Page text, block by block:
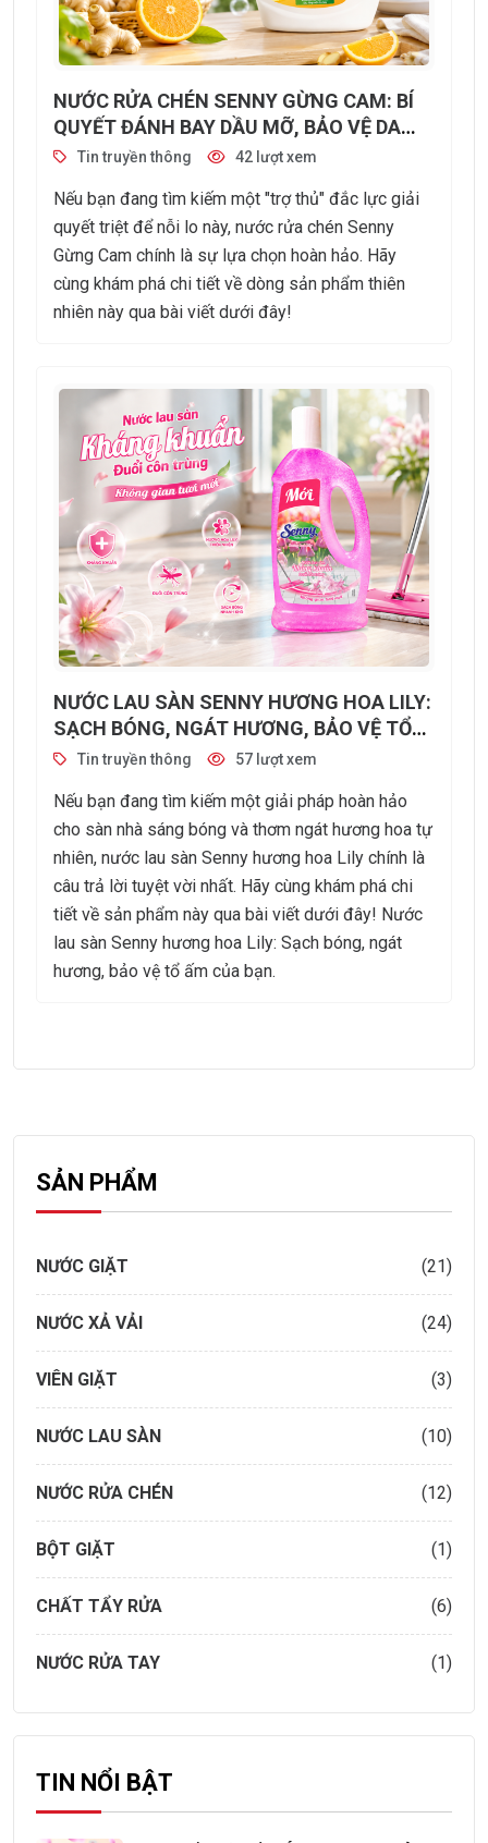
NƯỚC RỬA CHÉN SENNY GỪNG CAM: BÍ
QUYẾT ĐÁNH BAY DẦU MỠ, BẢO VỆ DA
TAY TỪ THIÊN NHIÊN
Tin truyền thông 42 lượt xem
Nếu bạn đang tìm kiếm một "trợ thủ" đắc lực giải
quyết triệt để nỗi lo này, nước rửa chén Senny
Gừng Cam chính là sự lựa chọn hoàn hảo. Hãy
cùng khám phá chi tiết về dòng sản phẩm thiên
nhiên này qua bài viết dưới đây!
NƯỚC LAU SÀN SENNY HƯƠNG HOA LILY:
SẠCH BÓNG, NGÁT HƯƠNG, BẢO VỆ TỔ
ẤM CỦA BẠN
Tin truyền thông 57 lượt xem
Nếu bạn đang tìm kiếm một giải pháp hoàn hảo
cho sàn nhà sáng bóng và thơm ngát hương hoa tự
nhiên, nước lau sàn Senny hương hoa Lily chính là
câu trả lời tuyệt vời nhất. Hãy cùng khám phá chi
tiết về sản phẩm này qua bài viết dưới đây! Nước
lau sàn Senny hương hoa Lily: Sạch bóng, ngát
hương, bảo vệ tổ ấm của bạn.
SẢN PHẨM
NƯỚC GIẶT (21)
NƯỚC XẢ VẢI (24)
VIÊN GIẶT (3)
NƯỚC LAU SÀN (10)
NƯỚC RỬA CHÉN (12)
BỘT GIẶT (1)
CHẤT TẨY RỬA (6)
NƯỚC RỬA TAY (1)
TIN NỔI BẬT